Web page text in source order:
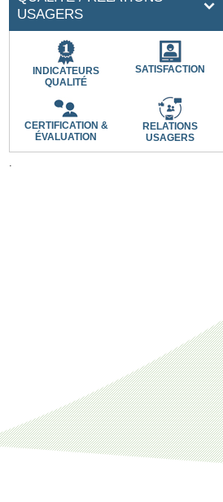
USAGERS
INDICATEURS
QUALITÉ
SATISFACTION
CERTIFICATION &
ÉVALUATION
RELATIONS
USAGERS
.